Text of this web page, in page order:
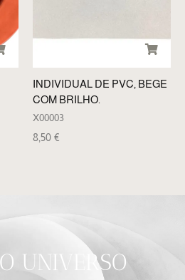
INDIVIDUAL DE PVC, BEGE
COM BRILHO.
X00003
8,50 €
UNIVERSO